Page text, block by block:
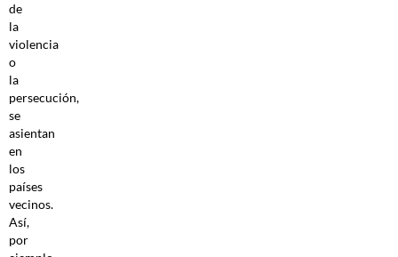
de
la
violencia
o
la
persecución,
se
asientan
en
los
países
vecinos.
Así,
por